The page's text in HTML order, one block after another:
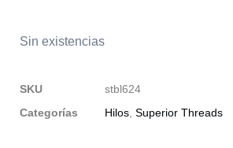
Sin existencias
SKU
stbl624
Categorías
Hilos Superior Threads